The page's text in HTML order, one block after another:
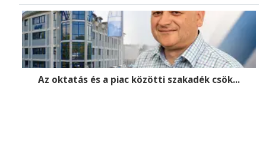
Az oktatás és a piac közötti szakadék csök...